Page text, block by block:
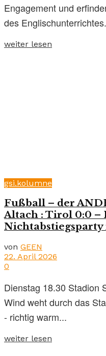
Engagement und
des
weiter lesen
gsi.kolumne
Fußball – der
Altach : Tirol 0:0 –
von GEEN
22. April 2026
0
Dienstag 18.30 Stadion
Wind weht durch das
- richtig warm...
weiter lesen